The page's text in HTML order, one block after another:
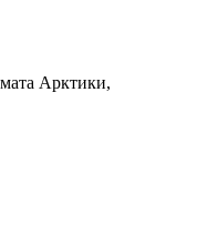
Арктики,